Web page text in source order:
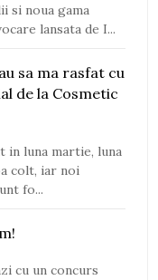
si noua gama
lansata de I...
sa ma rasfat cu
de la Cosmetic
in luna martie, luna
colt, iar noi
fo...
cu un concurs